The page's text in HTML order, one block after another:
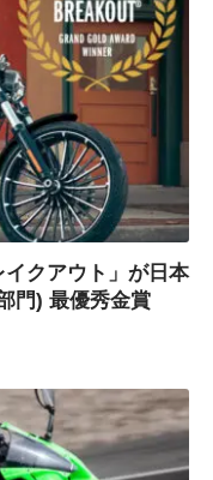
イクアウト」が日本
門) 最優秀金賞